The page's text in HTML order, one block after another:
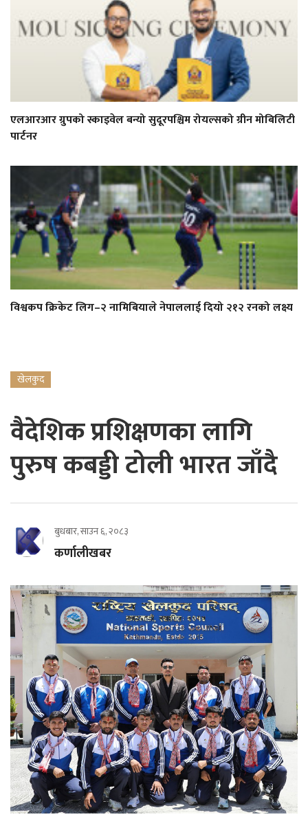
एलआरआर ग्रुपको स्काइवेल बन्यो सुदूरपश्चिम रोयल्सको ग्रीन मोबिलिटी
पार्टनर
विश्वकप क्रिकेट लिग–२ नामिबियाले नेपाललाई दियो २१२ रनको लक्ष्य
खेलकुद
वैदेशिक प्रशिक्षणका लागि
पुरुष कबड्डी टोली भारत जाँदै
बुधबार, साउन ६, २०८३
कर्णालीखबर